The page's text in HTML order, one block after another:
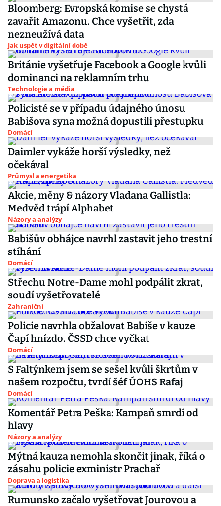
Bloomberg: Evropská komise se chystá
zavařit Amazonu. Chce vyšetřit, zda
nezneužívá data
Jak uspět v digitální době
Británie vyšetřuje Facebook a Google kvůli
dominanci na reklamním trhu
Technologie a média
Policisté se v případu údajného únosu
Babišova syna možná dopustili přestupku
Domácí
Daimler vykáže horší výsledky, než
očekával
Průmysl a energetika
Akcie, měny & názory Vladana Gallistla:
Medvěd trápí Alphabet
Názory a analýzy
Babišův obhájce navrhl zastavit jeho trestní
stíhání
Domácí
Střechu Notre-Dame mohl podpálit zkrat,
soudí vyšetřovatelé
Zahraniční
Policie navrhla obžalovat Babiše v kauze
Čapí hnízdo. ČSSD chce vyčkat
Domácí
S Faltýnkem jsem se sešel kvůli škrtům v
našem rozpočtu, tvrdí šéf ÚOHS Rafaj
Domácí
Komentář Petra Peška: Kampaň smrdí od
hlavy
Názory a analýzy
Mýtná kauza nemohla skončit jinak, říká o
zásahu policie exministr Prachař
Doprava a logistika
Rumunsko začalo vyšetřovat Jourovou a